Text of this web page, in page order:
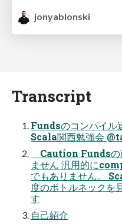
jonyablonski
Transcript
Fundsのコンパイル
Scala関西勉強会
Caution Fundsの
ません 汎用的に
でもありません。
度のボトルネックを
す
自己紹介